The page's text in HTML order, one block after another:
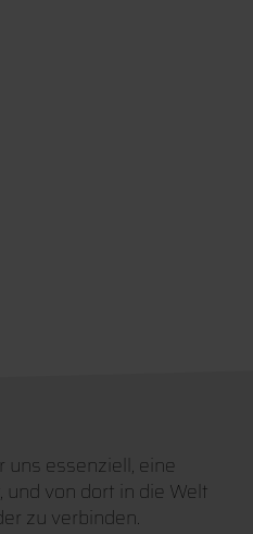
essenziell, eine
von dort in die Welt
zu verbinden.